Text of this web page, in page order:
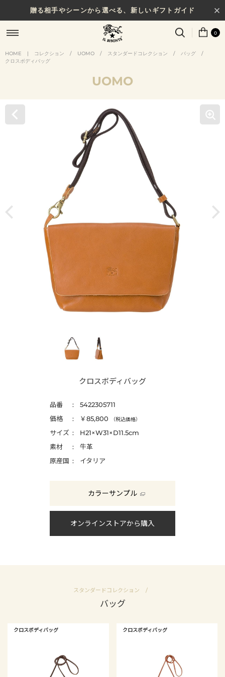
贈る相手やシーンから選べる、新しいギフトガイド
0
HOME | コレクション / UOMO / スタンダードコレクション / バッグ
/
クロスボディバッグ
UOMO
クロスボディバッグ
品番
5422305711
価格
￥85,800 （税込価格）
サイズ
H21×W31×D11.5cm
素材
牛革
原産国
イタリア
カラーサンプル
オンラインストアから購入
スタンダードコレクション
バッグ
クロスボディバッグ クロスボディバッグ